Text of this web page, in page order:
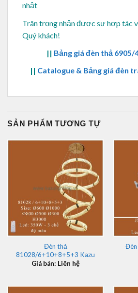
nhật
Trân trọng nhận được sự hợp tác
Quý khách!
|| Bảng giá đèn thả 6905/
|| Catalogue & Bảng giá đèn
SẢN PHẨM TƯƠNG TỰ
Đèn thả
81028/6+10+8+5+3 Kazu
Giá bán: Liên hệ